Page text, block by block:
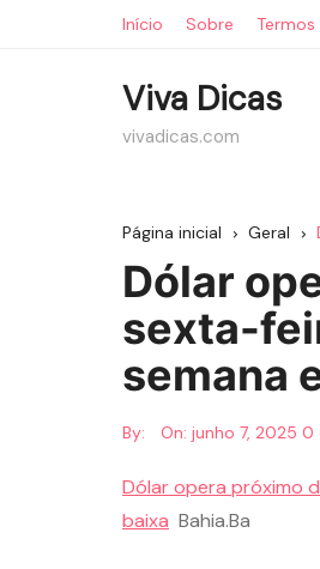
Início Sobre Termos
Viva Dicas
vivadicas.com
Página inicial Geral
Dólar
sexta-
semana
By: On: junho 7, 2025 0
Dólar opera próximo
baixa Bahia.Ba